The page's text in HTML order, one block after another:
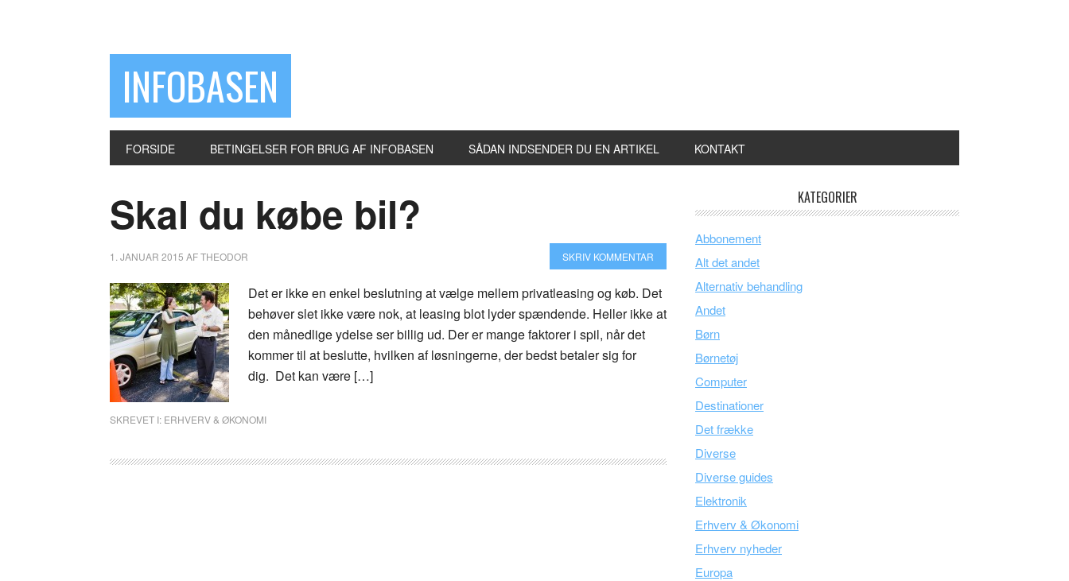
INFOBASEN
FORSIDE BETINGELSER FOR BRUG AF INFOBASEN SÅDAN INDSENDER DU EN ARTIKEL KONTAKT
Skal du købe bil?
1. JANUAR 2015 AFTHEODOR SKRIV KOMMENTAR
Det er ikke en enkel beslutning at vælge mellem privatleasing og køb. Det
behøver slet ikke være nok, at leasing blot lyder spændende. Heller ikke at
den månedlige ydelse ser billig ud. Der er mange faktorer i spil, når det
kommer til at beslutte, hvilken af løsningerne, der bedst betaler sig for
dig. Det kan være […]
SKREVET I: ERHVERV & ØKONOMI
KATEGORIER
Abbonement
Alt det andet
Alternativ behandling
Andet
Børn
Børnetøj
Computer
Destinationer
Det frække
Diverse
Diverse guides
Elektronik
Erhverv & Økonomi
Erhverv nyheder
Europa